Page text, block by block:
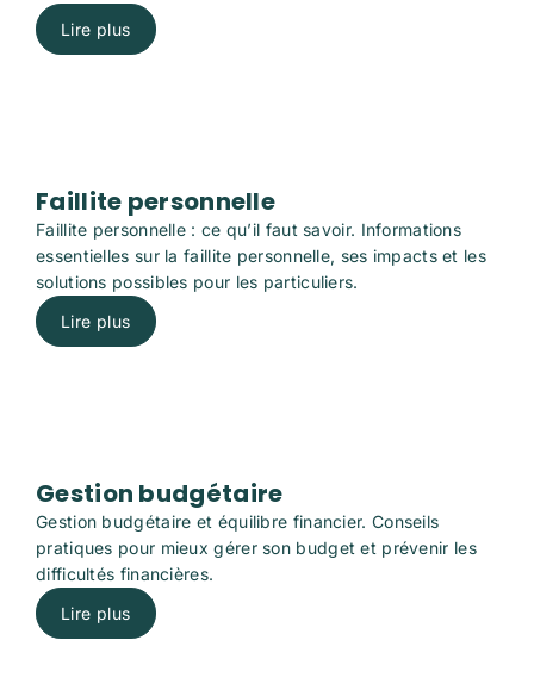
Lire plus
Faillite personnelle
Faillite personnelle : ce qu’il faut savoir. Informations
essentielles sur la faillite personnelle, ses impacts et les
solutions possibles pour les particuliers.
Lire plus
Gestion budgétaire
Gestion budgétaire et équilibre financier. Conseils
pratiques pour mieux gérer son budget et prévenir les
difficultés financières.
Lire plus